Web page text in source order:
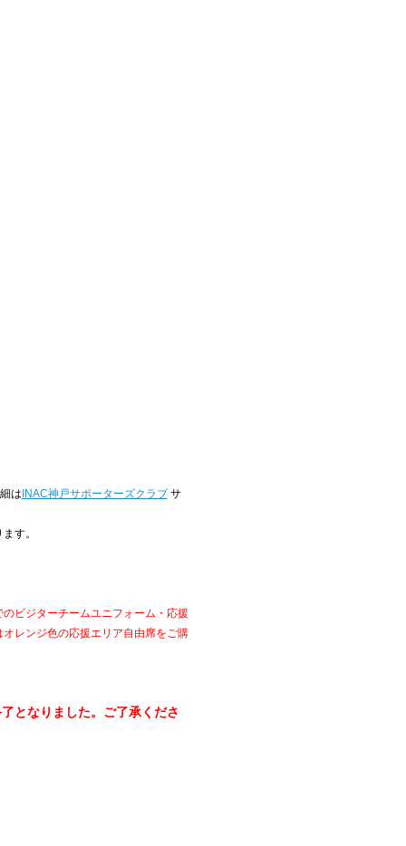
はINAC神戸サポーターズクラブサ
す。
ビジターチームユニフォーム・応援
レンジ色の応援エリア自由席をご購
となりました。ご了承くださ